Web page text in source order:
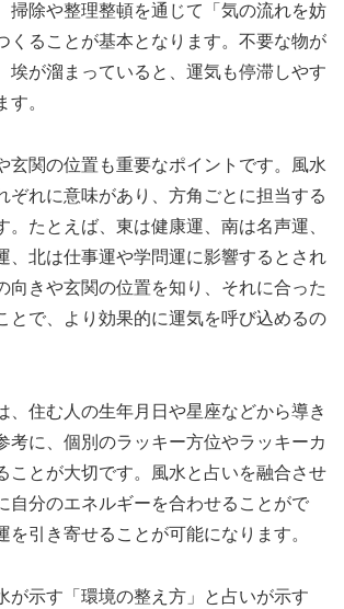
掃除や整理整頓を通じて「気の流れを妨
くることが基本となります。不要な物が
埃が溜まっていると、運気も停滞しやす
す。
玄関の位置も重要なポイントです。風水
ぞれに意味があり、方角ごとに担当する
。たとえば、東は健康運、南は名声運、
、北は仕事運や学問運に影響するとされ
向きや玄関の位置を知り、それに合った
とで、より効果的に運気を呼び込めるの
、住む人の生年月日や星座などから導き
考に、個別のラッキー方位やラッキーカ
ことが大切です。風水と占いを融合させ
自分のエネルギーを合わせることがで
を引き寄せることが可能になります。
が示す「環境の整え方」と占いが示す